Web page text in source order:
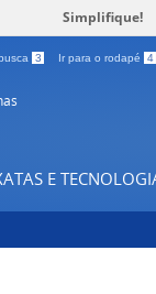
Simplifique!
3 Ir para o rodapé 4
E